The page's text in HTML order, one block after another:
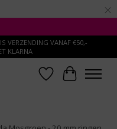
×
VERZENDING VANAF €50,-
KLARNA
Verlanglijst